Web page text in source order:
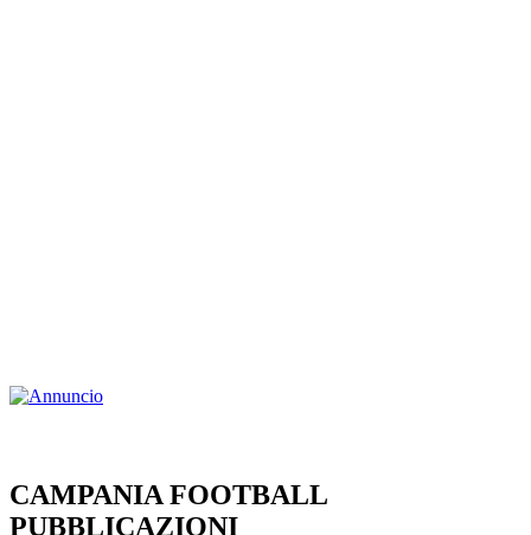
CAMPANIA FOOTBALL
PUBBLICAZIONI